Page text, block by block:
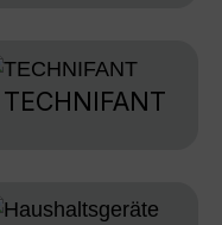
TECHNIFANT